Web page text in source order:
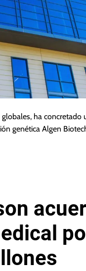
ha
genética Algen